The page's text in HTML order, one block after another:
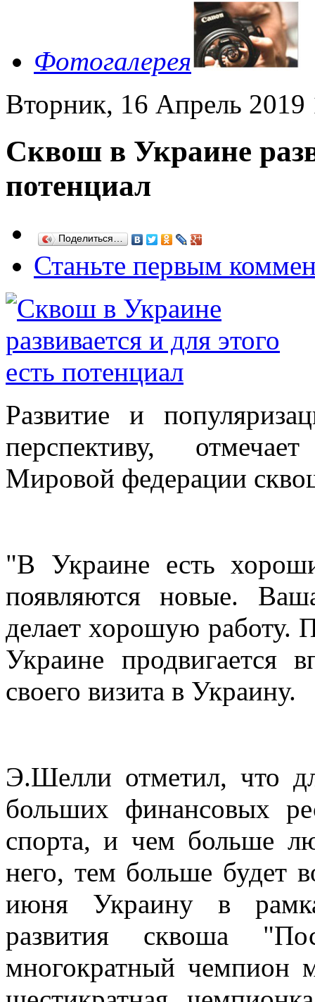
Фотогалерея
Вторник, 16 Апрель 2019
Сквош в Украине
потенциал
Поделиться…
Станьте первым
Развитие и
перспективу,
Мировой федерации
"В Украине есть
появляются новые.
делает хорошую работу.
Украине продвигается
своего визита в Украину.
Э.Шелли отметил, что
больших финансовых
спорта, и чем больше
него, тем больше будет
июня Украину в
развития сквоша
многократный